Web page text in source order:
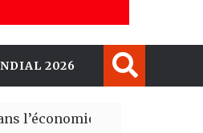
2026
mais trois grands